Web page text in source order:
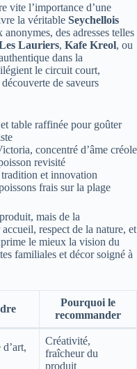
vite l’importance d’une
la véritable Seychellois
des adresses telles
Lauriers, Kafe Kreol, ou
dans la
le circuit court,
de saveurs
table raffinée pour goûter
concentré d’âme créole
revisité
et innovation
frais sur la plage
mais de la
respect de la nature, et
le mieux la vision du
familiales et décor soigné à
Pourquoi le
recommander
Créativité,
fraîcheur du
produit